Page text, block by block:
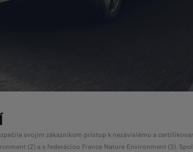
svojim zákazníkom prístup k nezávislému a
(2) a s federáciou France Nature Environment (3).